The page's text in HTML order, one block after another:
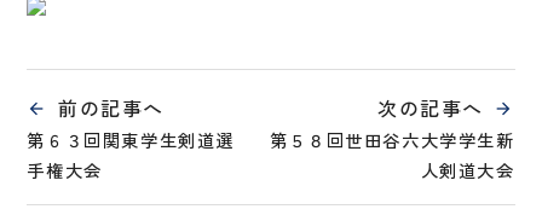
前の記事へ
第６３回関東学生剣道選
手権大会
次の記事へ
第５８回世田谷六大学学生新
人剣道大会